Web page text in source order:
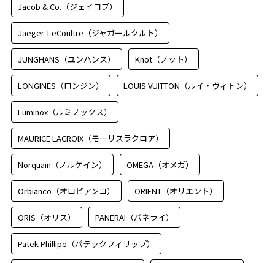
Jacob & Co.（ジェイコブ）
Jaeger-LeCoultre（ジャガールクルト）
JUNGHANS（ユンハンス） Knot（ノット）
LONGINES（ロンジン） LOUIS VUITTON（ルイ・ヴィトン）
Luminox（ルミノックス）
MAURICE LACROIX（モーリスラクロア）
Norquain（ノルケイン） OMEGA（オメガ）
Orbianco（オロビアンコ） ORIENT（オリエント）
ORIS（オリス） PANERAI（パネライ）
Patek Phillipe（パテックフィリップ）